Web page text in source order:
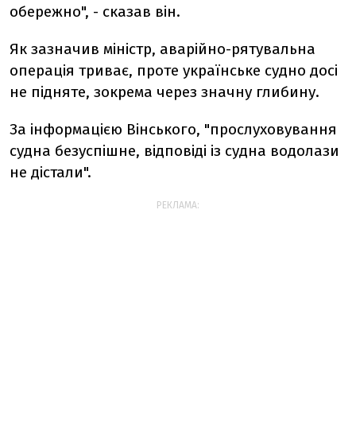
обережно", - сказав він.
Як зазначив міністр, аварійно-рятувальна
операція триває, проте українське судно досі
не підняте, зокрема через значну глибину.
За інформацією Вінського, "прослуховування
судна безуспішне, відповіді із судна водолази
не дістали".
РЕКЛАМА: